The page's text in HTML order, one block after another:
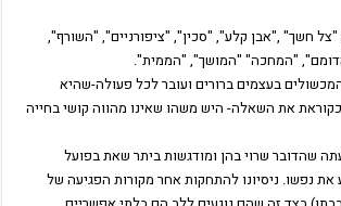
"צל חשך" ,"אבן קלע", "סכין", "ציפורניים", "השורף",
"המחכה" "המושך", "הממית".
בעצמים ברורים ועובר לכל פעולה-שהיא
את השאלה- היש משהו שאינו מהווה קושי בחייה
שהדובר שרוי בהן ומודגשות ביתר שאת בפועל
נפשו. ניסיונו להתחקות אחר מקורות הפגיעה של